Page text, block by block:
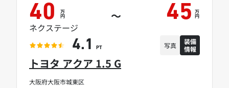
大阪府大阪市城東区
トヨタ アクア 1.5 G
40 万
円 ～ 45 万
円
ネクステージ
4.1 PT 写真
装備
情報